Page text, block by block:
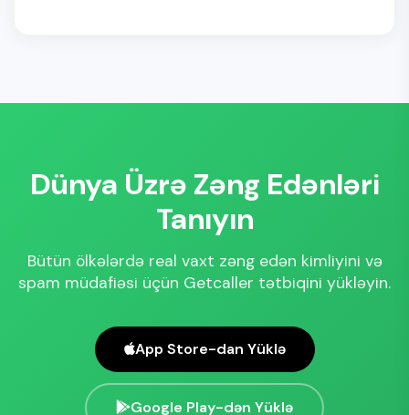
Dünya Üzrə Zəng Edənləri
Tanıyın
Bütün ölkələrdə real vaxt zəng edən kimliyini və
spam müdafiəsi üçün Getcaller tətbiqini yükləyin.
App Store-dan Yüklə
Google Play-dən Yüklə